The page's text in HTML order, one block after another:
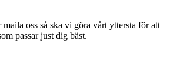
oss så ska vi göra vårt yttersta för att
passar just dig bäst.